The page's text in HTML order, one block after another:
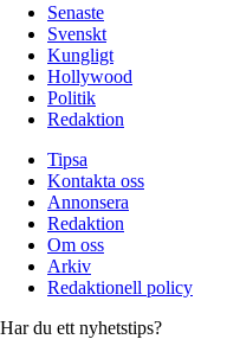
Senaste
Svenskt
Kungligt
Hollywood
Politik
Redaktion
Tipsa
Kontakta oss
Annonsera
Redaktion
Om oss
Arkiv
Redaktionell policy
Har du ett nyhetstips?